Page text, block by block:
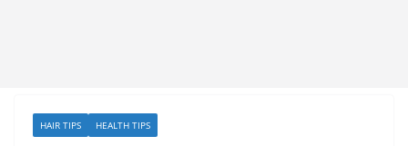
HAIR TIPS HEALTH TIPS